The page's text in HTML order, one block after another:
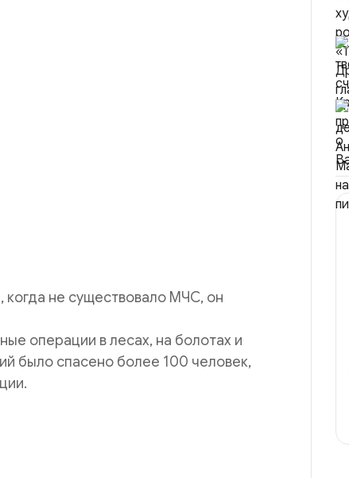
не существовало МЧС, он
операции в лесах, на болотах и
было спасено более 100 человек,